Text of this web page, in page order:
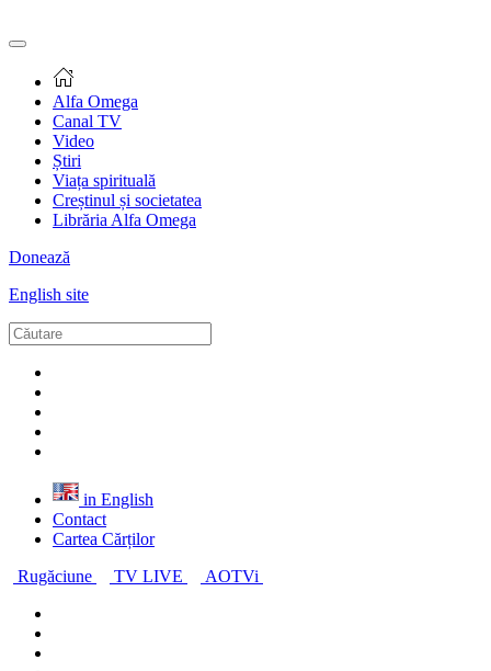
Alfa Omega
Canal TV
Video
Știri
Viața spirituală
Creștinul și societatea
Librăria Alfa Omega
Donează
English site
in English
Contact
Cartea Cărților
Rugăciune
TV LIVE AOTVi